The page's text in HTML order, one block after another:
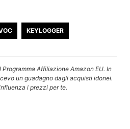
KEYLOGGER
Affiliazione Amazon EU. In
un guadagno dagli acquisti idonei.
i prezzi per te.